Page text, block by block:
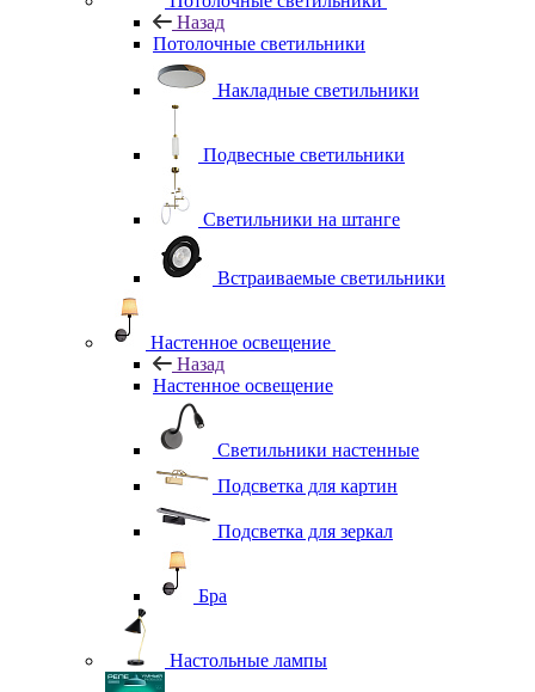
Назад
Потолочные светильники
Накладные светильники
Подвесные светильники
Светильники на штанге
Встраиваемые светильники
Настенное освещение
Назад
Настенное освещение
Светильники настенные
Подсветка для картин
Подсветка для зеркал
Бра
Настольные лампы